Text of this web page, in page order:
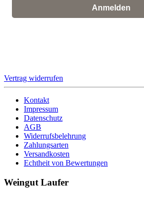
Anmelden
Vertrag widerrufen
Kontakt
Impressum
Datenschutz
AGB
Widerrufsbelehrung
Zahlungsarten
Versandkosten
Echtheit von Bewertungen
Weingut Laufer